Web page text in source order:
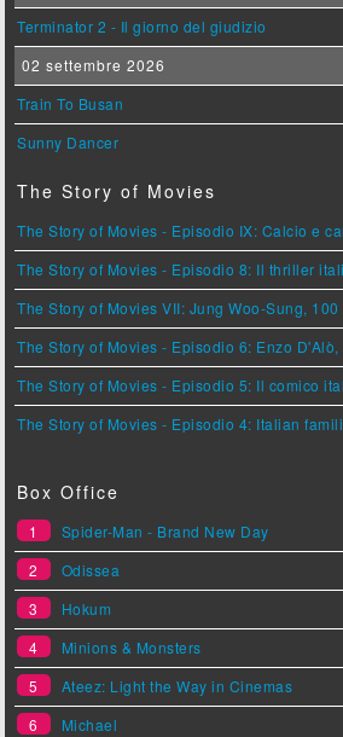
Terminator 2 - Il giorno del giudizio
02 settembre 2026
Train To Busan
Sunny Dancer
The Story of Movies
The Story of Movies - Episodio IX: Calcio e
The Story of Movies - Episodio 8: Il thriller
The Story of Movies VII: Jung Woo-Sung,
The Story of Movies - Episodio 6: Enzo
The Story of Movies - Episodio 5: Il comico
The Story of Movies - Episodio 4: Italian
Box Office
1
Spider-Man - Brand New Day
2
Odissea
3
Hokum
4
Minions & Monsters
5
Ateez: Light the Way in Cinemas
6
Michael